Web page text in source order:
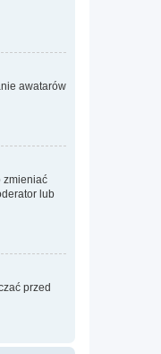
awatarów
zmieniać
lub
przed